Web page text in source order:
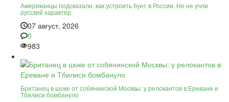
Американцы подсказали, как устроить бунт в России. Но не учли
русский характер
07 август, 2026
0
983
Британец в шоке от собянинской Москвы: у релокантов в Ереване и
Тбилиси бомбануло